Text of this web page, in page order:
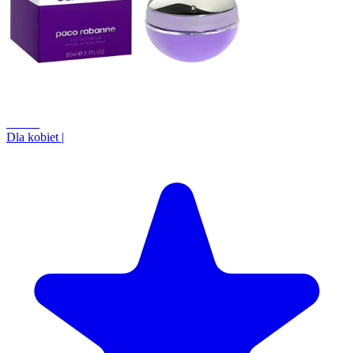
Dla kobiet |